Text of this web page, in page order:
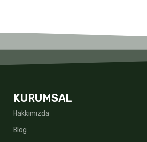
KURUMSAL
Hakkımızda
Blog